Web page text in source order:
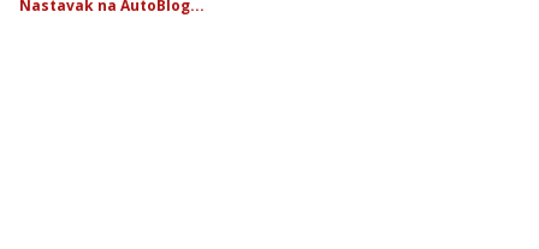
Nastavak na AutoBlog...